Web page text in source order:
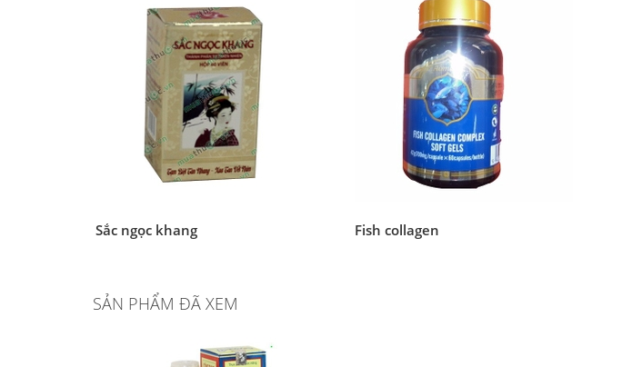
Sắc ngọc khang Fish collagen
SẢN PHẨM ĐÃ XEM